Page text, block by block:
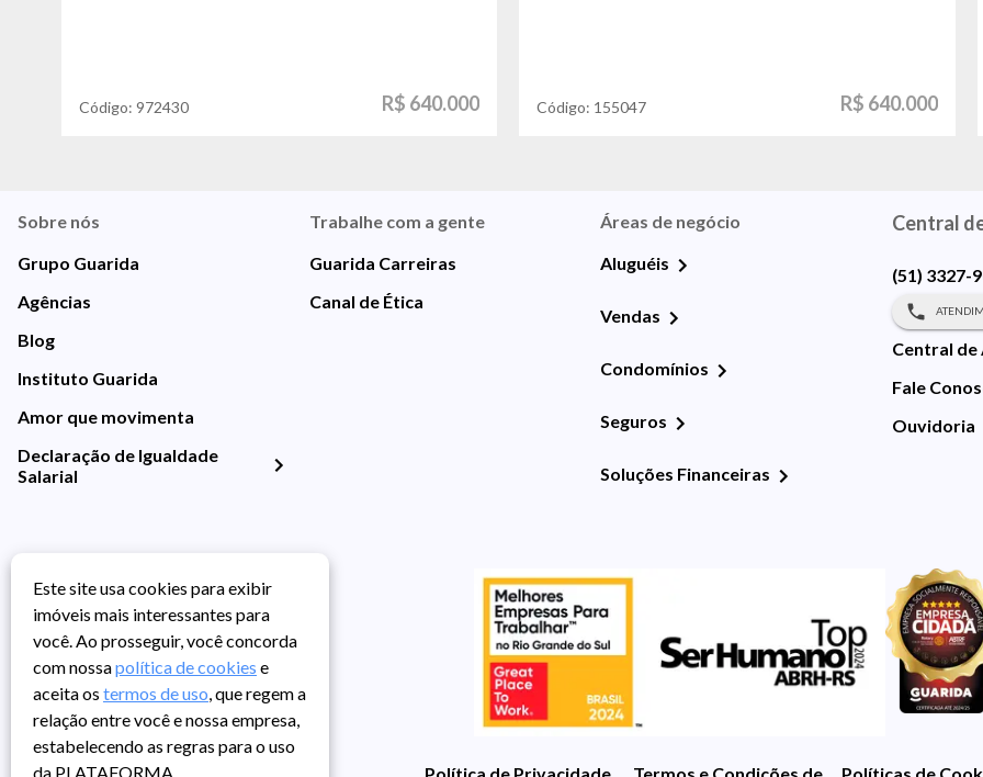
Código: 972430 R$ 640.000 Código: 155047 R$ 640.000
Sobre nós
Grupo Guarida
Agências
Blog
Instituto Guarida
Amor que movimenta
Declaração de Igualdade
Salarial
Trabalhe com a gente
Guarida Carreiras
Canal de Ética
Áreas de negócio
Aluguéis
Vendas
Condomínios
Seguros
Soluções Financeiras
Central
(51) 3327-
Central de
Fale
Ouvidoria
Política de Privacidade Termos e Condições de UsoPolíticas de
Este site usa cookies para exibir
imóveis mais interessantes para
você. Ao prosseguir, você concorda
com nossapolítica de cookies e
aceita os termos de uso, que regem a
relação entre você e nossa empresa,
estabelecendo as regras para o uso
da PLATAFORMA.